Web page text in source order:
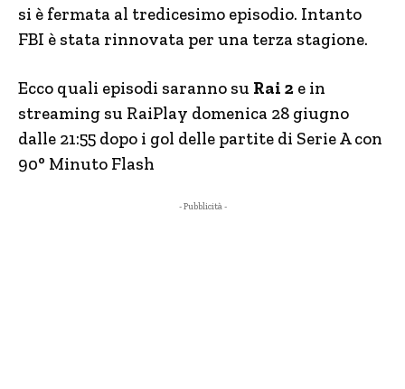
si è fermata al tredicesimo episodio. Intanto
FBI è stata rinnovata per una terza stagione.
Ecco quali episodi saranno su Rai 2 e in
streaming su RaiPlay domenica 28 giugno
dalle 21:55 dopo i gol delle partite di Serie A con
90° Minuto Flash
- Pubblicità -